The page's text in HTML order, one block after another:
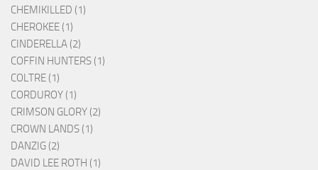
CHEMIKILLED (1)
CHEROKEE (1)
CINDERELLA (2)
COFFIN HUNTERS (1)
COLTRE (1)
CORDUROY (1)
CRIMSON GLORY (2)
CROWN LANDS (1)
DANZIG (2)
DAVID LEE ROTH (1)